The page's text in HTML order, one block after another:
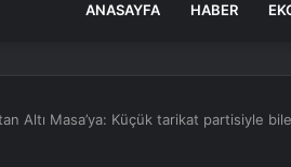
ANASAYFA HABER
Altı Masa’ya: Küçük tarikat partisiyle